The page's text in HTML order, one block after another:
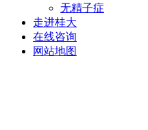
无精子症
走进桂大
在线咨询
网站地图